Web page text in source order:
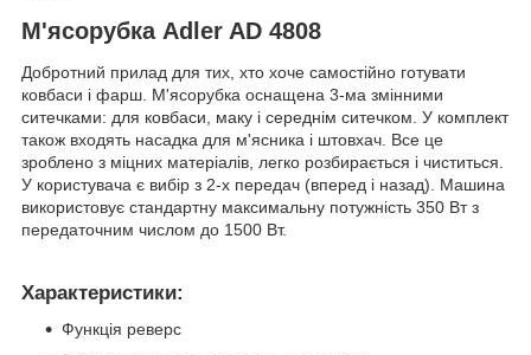
М'ясорубка Adler AD 4808
Добротний прилад для тих, хто хоче самостійно готувати
ковбаси і фарш. М'ясорубка оснащена 3-ма змінними
ситечками: для ковбаси, маку і середнім ситечком. У комплект
також входять насадка для м'ясника і штовхач. Все це
зроблено з міцних матеріалів, легко розбирається і чиститься.
У користувача є вибір з 2-х передач (вперед і назад). Машина
використовує стандартну максимальну потужність 350 Вт з
передаточним числом до 1500 Вт.
Характеристики:
Функція реверс